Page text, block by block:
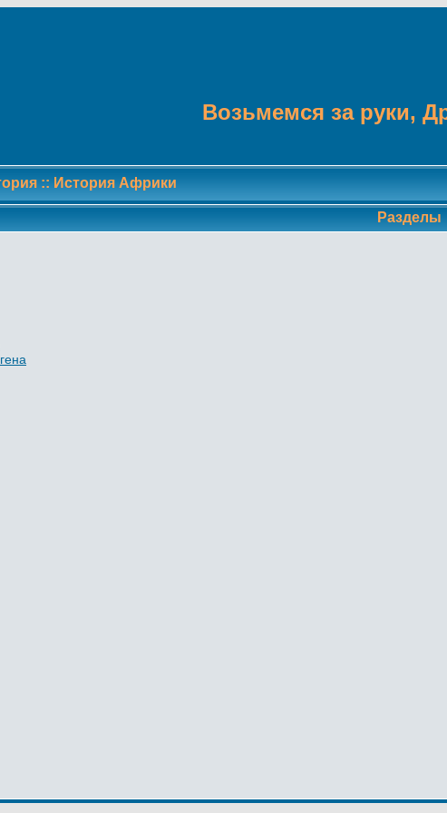
Возьмемся за руки,
:: История Африки
Разделы